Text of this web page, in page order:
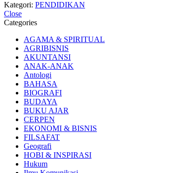
Kategori: PENDIDIKAN
Close
Categories
AGAMA & SPIRITUAL
AGRIBISNIS
AKUNTANSI
ANAK-ANAK
Antologi
BAHASA
BIOGRAFI
BUDAYA
BUKU AJAR
CERPEN
EKONOMI & BISNIS
FILSAFAT
Geografi
HOBI & INSPIRASI
Hukum